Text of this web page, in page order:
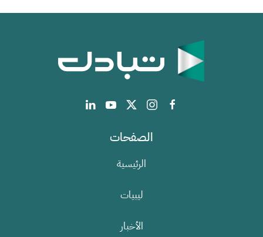
الصفحات
الرئيسية
ليبيات
الأخبار